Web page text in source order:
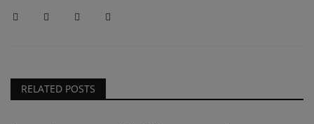
RELATED POSTS